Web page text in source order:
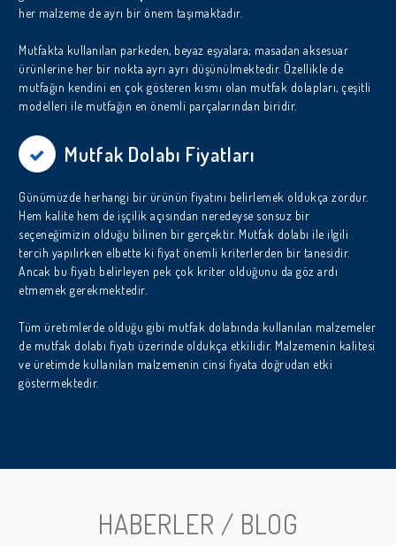
her malzeme de ayrı bir önem taşımaktadır.
Mutfakta kullanılan parkeden, beyaz eşyalara; masadan aksesuar
ürünlerine her bir nokta ayrı ayrı düşünülmektedir. Özellikle de
mutfağın kendini en çok gösteren kısmı olan mutfak dolapları, çeşitli
modelleri ile mutfağın en önemli parçalarından biridir.
Mutfak Dolabı Fiyatları
Günümüzde herhangi bir ürünün fiyatını belirlemek oldukça zordur.
Hem kalite hem de işçilik açısından neredeyse sonsuz bir
seçeneğimizin olduğu bilinen bir gerçektir. Mutfak dolabı ile ilgili
tercih yapılırken elbette ki fiyat önemli kriterlerden bir tanesidir.
Ancak bu fiyatı belirleyen pek çok kriter olduğunu da göz ardı
etmemek gerekmektedir.
Tüm üretimlerde olduğu gibi mutfak dolabında kullanılan malzemeler
de mutfak dolabı fiyatı üzerinde oldukça etkilidir. Malzemenin kalitesi
ve üretimde kullanılan malzemenin cinsi fiyata doğrudan etki
göstermektedir.
HABERLER / BLOG